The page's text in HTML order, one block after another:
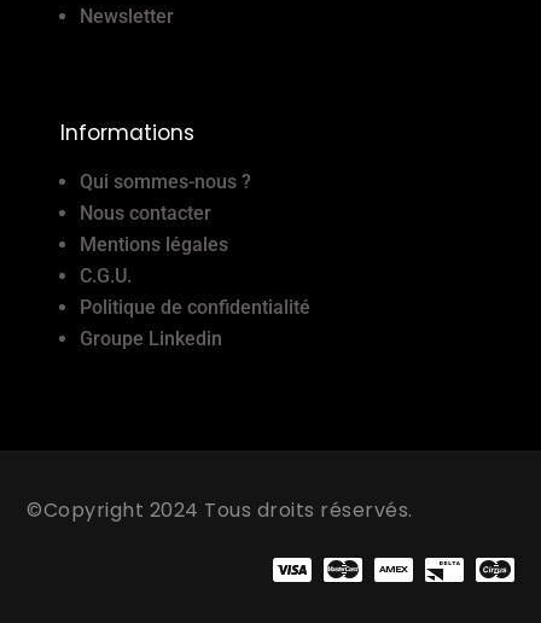
Newsletter
Informations
Qui sommes-nous ?
Nous contacter
Mentions légales
C.G.U.
Politique de confidentialité
Groupe Linkedin
©Copyright 2024 Tous droits réservés.